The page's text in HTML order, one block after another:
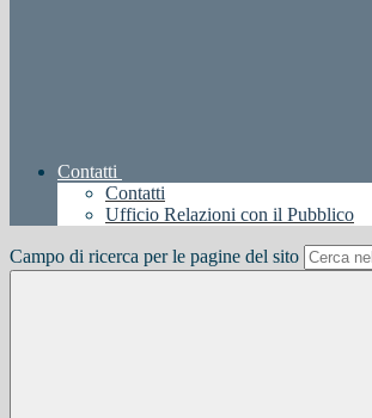
Contatti
Contatti
Ufficio Relazioni con il Pubblico
Campo di ricerca per le pagine del sito